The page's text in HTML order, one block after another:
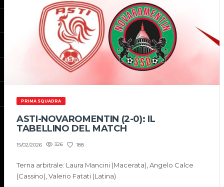
PRIMA SQUADRA
ASTI-NOVAROMENTIN (2-0): IL
TABELLINO DEL MATCH
15/02/2026 326 188
Terna arbitrale: Laura Mancini (Macerata), Angelo Calce
(Cassino), Valerio Fatati (Latina)